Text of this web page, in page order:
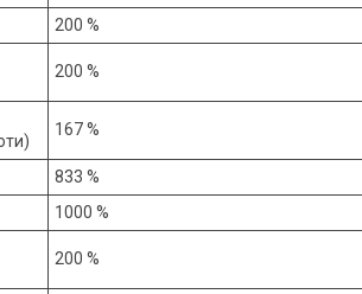
200 %
200 %
167 %
833 %
1000 %
200 %